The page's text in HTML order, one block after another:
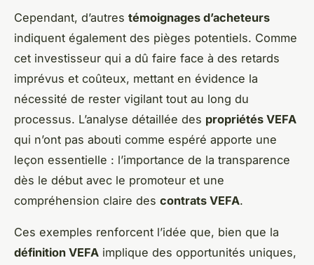
Cependant, d’autres témoignages d’acheteurs
indiquent également des pièges potentiels. Comme
cet investisseur qui a dû faire face à des retards
imprévus et coûteux, mettant en évidence la
nécessité de rester vigilant tout au long du
processus. L’analyse détaillée des propriétés VEFA
qui n’ont pas abouti comme espéré apporte une
leçon essentielle : l’importance de la transparence
dès le début avec le promoteur et une
compréhension claire des contrats VEFA.
Ces exemples renforcent l’idée que, bien que la
définition VEFA implique des opportunités uniques,